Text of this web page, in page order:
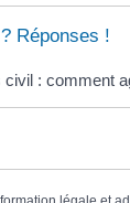
Réponses !
civil : comment